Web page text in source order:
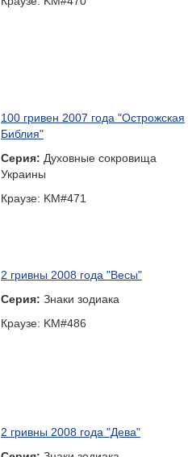
100 гривен 2007 года "Острожская
Библия"
Серия: Духовные сокровища
Украины
Краузе: KM#471
2 гривны 2008 года "Весы"
Серия: Знаки зодиака
Краузе: KM#486
2 гривны 2008 года "Дева"